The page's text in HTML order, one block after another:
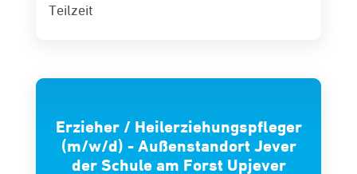
Teilzeit
Erzieher / Heilerziehungspfleger
(m/w/d) - Außenstandort Jever
der Schule am Forst Upjever